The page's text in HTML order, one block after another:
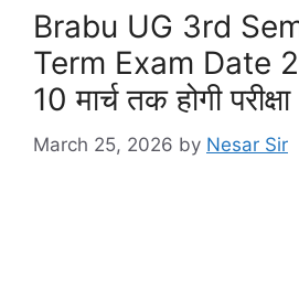
Brabu UG 3rd
Term Exam Date
10 मार्च तक होगी परीक्षा
March 25, 2026 by Nesar Sir